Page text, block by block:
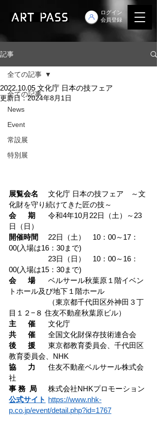
ログイン
会員登録
記事
全ての記事
News
Event
常設展
特別展
全ての記事
2022.10.05 文化庁 日本の技フェア
更新日：2024年8月1日
展覧会名
化財を守り続けてきた匠の技～
会      期
日（日）
開催時間
00(入場は16：30まで)
00(入場は15：30まで)
会      場
	ベルサール秋葉原１階イベン
トホール及び地下１階ホール
目１２−８ 住友不動産秋葉原ビル）
主      催
	文化庁
共      催
	全国文化財保存技術連合会
後      援
教育委員会、NHK
協      力
社
事 務  局
	株式会社NHKプロモーション
公式サイト
p.co.jp/event/detail.php?id=1767